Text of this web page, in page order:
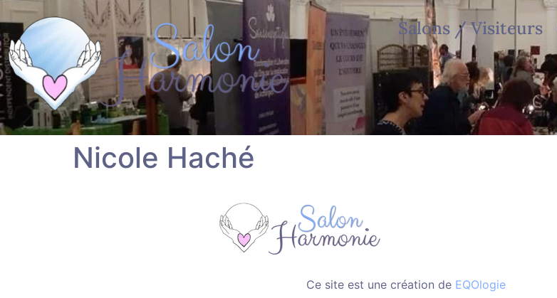
Salons / Visiteurs
Nicole Haché
Ce site est une création de EQOlogie